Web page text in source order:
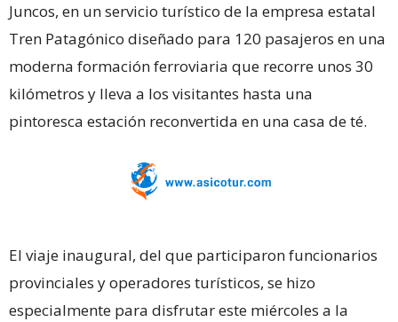
Juncos, en un servicio turístico de la empresa estatal
Tren Patagónico diseñado para 120 pasajeros en una
moderna formación ferroviaria que recorre unos 30
kilómetros y lleva a los visitantes hasta una
pintoresca estación reconvertida en una casa de té.
El viaje inaugural, del que participaron funcionarios
provinciales y operadores turísticos, se hizo
especialmente para disfrutar este miércoles a la